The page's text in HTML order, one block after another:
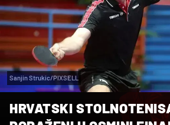
Sanjin Strukic/PIXSELL
HRVATSKI